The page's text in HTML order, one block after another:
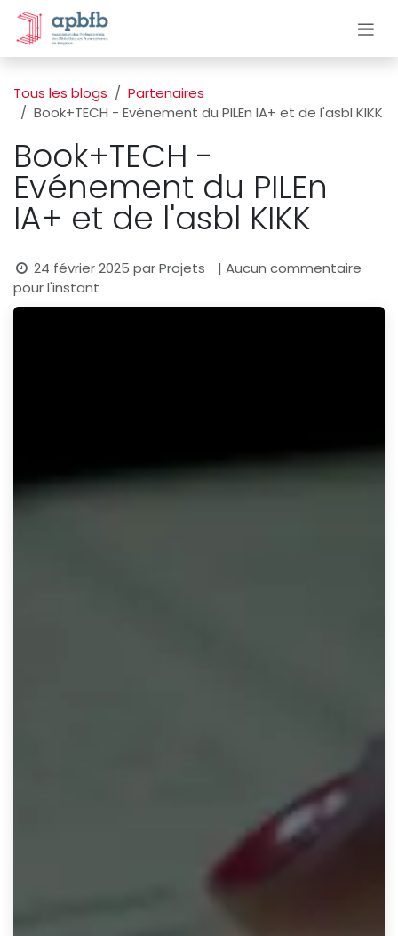
Se rendre au contenu
Tous les blogs
Partenaires
Book+TECH - Evénement du PILEn IA+ et de l'asbl KIKK
Book+TECH -
Evénement du PILEn
IA+ et de l'asbl KIKK
24 février 2025 parProjets
| Aucun commentaire
pour l'instant